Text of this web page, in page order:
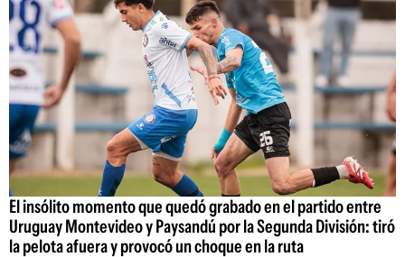
El insólito momento que quedó grabado en el partido entre
Uruguay Montevideo y Paysandú por la Segunda División: tiró
la pelota afuera y provocó un choque en la ruta